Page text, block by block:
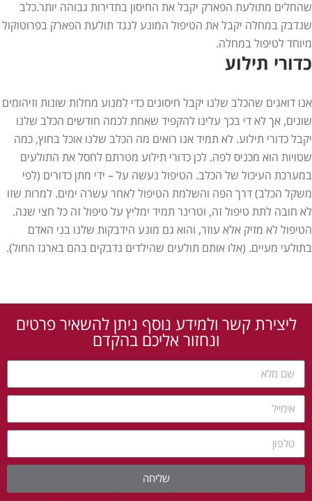
שהחלים מתולעת הפארק יקבל את החיסון בתדירות גבוהה יותר.כלב
שנדבק במחלה יקבל את הטיפול המונע לנגד תולעת הפארק בפרוטוקול
מיוחד לטיפול במחלה.
כדורי תילוע
אנו דואגים שהכלב שלנו יקבל חיסונים כדי למנוע מחלות שונות וזיהומים
שונים, אך לא די בכך עלינו להקפיד שאחת לכמה חודשים הכלב שלנו
יקבל כדורי תילוע. לא תמיד אנו רואים מה הכלב שלנו אוכל בחוץ, כמה
שטויות הוא מכניס לפה. לכן כדורי תילוע מטרתם לחסל את התולעים
במערכת העיכול של הכלב. הטיפול נעשה על – ידי מתן כדורים (לפי
משקל הכלב) דרך הפה והשלמת הטיפול לאחר עשרה ימים. למרות שזו
לא חובה לתת טיפול זה, וטרינר תמיד ימליץ על טיפול זה כל חצי שנה.
הטיפול לא מזיק אלא עוזר, והוא גם מונע הידבקות שלנו בני האדם
בתולעי מעיים. (אלו אותם תולעים שהילדים נדבקים בהם בארגז החול).
ליצירת קשר ולמידע נוסף ניתן להשאיר פרטים
ונחזור אליכם בהקדם
שליחה